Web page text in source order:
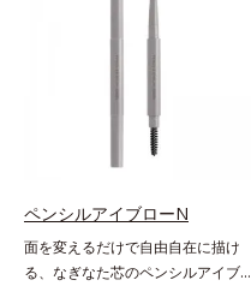
ペンシルアイブローN
面を変えるだけで自由自在に描け
る、なぎなた芯のペンシルアイブロ